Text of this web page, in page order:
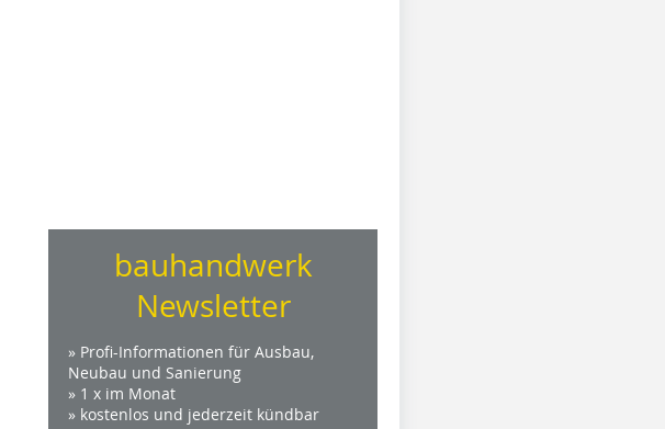
bauhandwerk
Newsletter
» Profi-Informationen für Ausbau,
Neubau und Sanierung
» 1 x im Monat
» kostenlos und jederzeit kündbar